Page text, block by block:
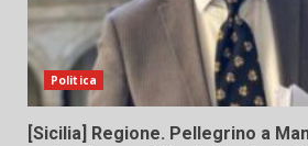
Politica
[Sicilia] Regione. Pellegrino a